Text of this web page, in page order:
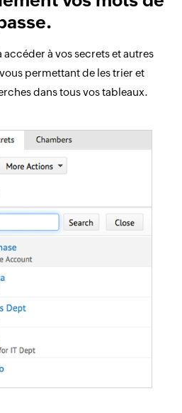
accéder à vos secrets et autres
permettant de les trier et
dans tous vos tableaux.